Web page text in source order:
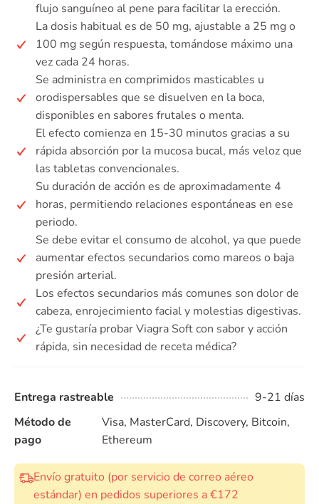
flujo sanguíneo al pene para facilitar la erección.
La dosis habitual es de 50 mg, ajustable a 25 mg o
100 mg según respuesta, tomándose máximo una
vez cada 24 horas.
Se administra en comprimidos masticables u
orodispersables que se disuelven en la boca,
disponibles en sabores frutales o menta.
El efecto comienza en 15-30 minutos gracias a su
rápida absorción por la mucosa bucal, más veloz que
las tabletas convencionales.
Su duración de acción es de aproximadamente 4
horas, permitiendo relaciones espontáneas en ese
periodo.
Se debe evitar el consumo de alcohol, ya que puede
aumentar efectos secundarios como mareos o baja
presión arterial.
Los efectos secundarios más comunes son dolor de
cabeza, enrojecimiento facial y molestias digestivas.
¿Te gustaría probar Viagra Soft con sabor y acción
rápida, sin necesidad de receta médica?
Entrega rastreable
9-21 días
Método de
pago
Visa, MasterCard, Discovery, Bitcoin,
Ethereum
Envío gratuito (por servicio de correo aéreo
estándar) en pedidos superiores a €172